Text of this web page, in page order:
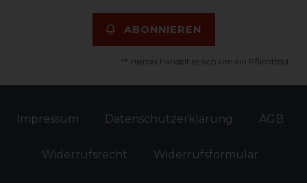
ABONNIEREN
** Hierbei handelt es sich um ein Pflichtfeld.
Impressum Daten­schutz­erklärung AGB
Widerrufs­recht Widerrufs­formular